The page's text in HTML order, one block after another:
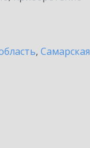
, Самарская